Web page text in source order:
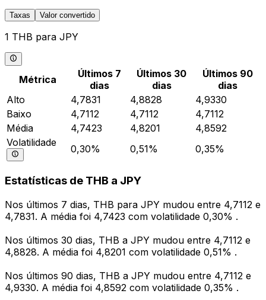
Taxas Valor convertido
1 THB para JPY
Métrica
Últimos 7
dias
Últimos 30
dias
Últimos 90
dias
Alto
4,7831 4,8828
4,9330
Baixo
4,7112 4,7112
4,7112
Média
4,7423 4,8201
4,8592
Volatilidade
0,30% 0,51% 0,35%
Estatísticas de THB a JPY
Nos últimos 7 dias, THB para JPY mudou entre 4,7112 e
4,7831. A média foi 4,7423 com volatilidade 0,30% .
Nos últimos 30 dias, THB a JPY mudou entre 4,7112 e
4,8828. A média foi 4,8201 com volatilidade 0,51% .
Nos últimos 90 dias, THB a JPY mudou entre 4,7112 e
4,9330. A média foi 4,8592 com volatilidade 0,35% .